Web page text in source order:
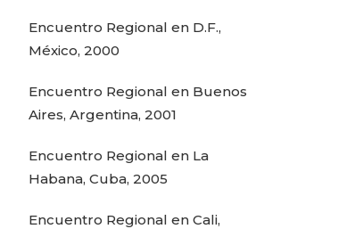
Encuentro Regional en D.F.,
México, 2000
Encuentro Regional en Buenos
Aires, Argentina, 2001
Encuentro Regional en La
Habana, Cuba, 2005
Encuentro Regional en Cali,